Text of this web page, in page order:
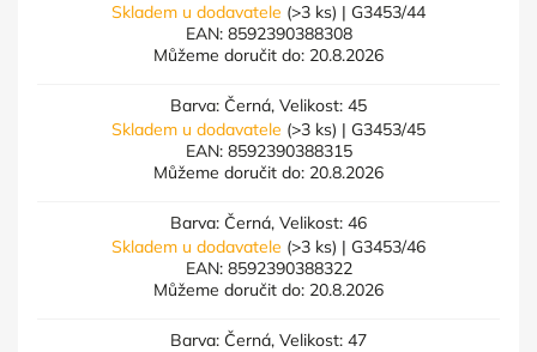
Skladem u dodavatele (>3 ks) | G3453/44
EAN: 8592390388308
Můžeme doručit do: 20.8.2026
Barva: Černá, Velikost: 45
Skladem u dodavatele (>3 ks) | G3453/45
EAN: 8592390388315
Můžeme doručit do: 20.8.2026
Barva: Černá, Velikost: 46
Skladem u dodavatele (>3 ks) | G3453/46
EAN: 8592390388322
Můžeme doručit do: 20.8.2026
Barva: Černá, Velikost: 47